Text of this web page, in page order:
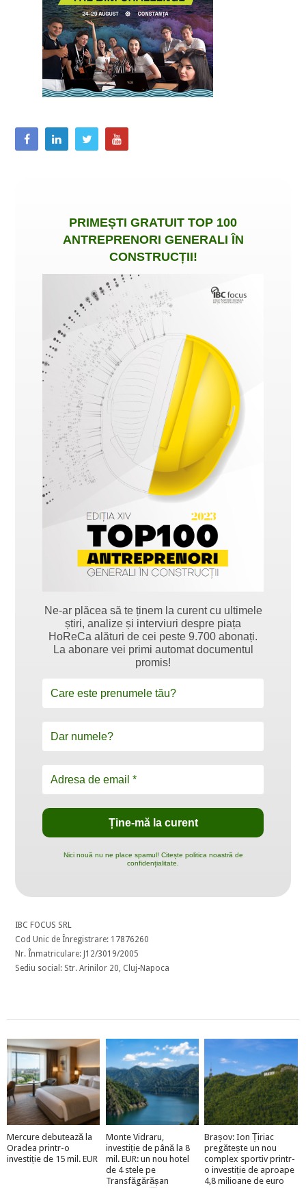
PRIMEȘTI GRATUIT TOP 100
ANTREPRENORI GENERALI ÎN
CONSTRUCȚII!
Ne-ar plăcea să te ținem la curent cu ultimele
știri, analize și interviuri despre piața
HoReCa alături de cei peste 9.700 abonați.
La abonare vei primi automat documentul
promis!
Nici nouă nu ne place spamul! Citește politica noastră de
confidențialitate.
IBC FOCUS SRL
Cod Unic de Înregistrare: 17876260
Nr. Înmatriculare: J12/3019/2005
Sediu social: Str. Arinilor 20, Cluj-Napoca
Mercure debutează la
Oradea printr-o
investiție de 15 mil. EUR
Monte Vidraru,
investiție de până la 8
mil. EUR: un nou hotel
de 4 stele pe
Transfăgărășan
Brașov: Ion Țiriac
pregătește un nou
complex sportiv printr-
o investiție de aproape
4,8 milioane de euro